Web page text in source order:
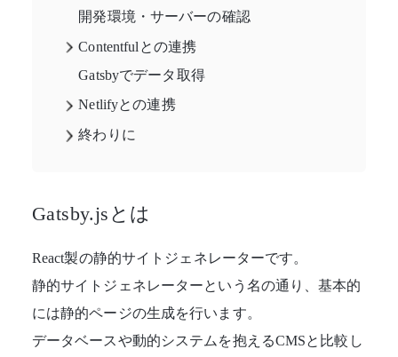
開発環境・サーバーの確認
Contentfulとの連携
Gatsbyでデータ取得
Netlifyとの連携
終わりに
Gatsby.jsとは
React製の静的サイトジェネレーターです。
静的サイトジェネレーターという名の通り、基本的
には静的ページの生成を行います。
データベースや動的システムを抱えるCMSと比較し